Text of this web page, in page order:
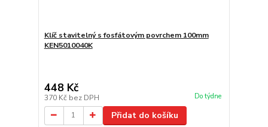
Klíč stavitelný s fosfátovým povrchem 100mm
KEN5010040K
448 Kč
370 Kč bez DPH Do týdne
Přidat do košíku